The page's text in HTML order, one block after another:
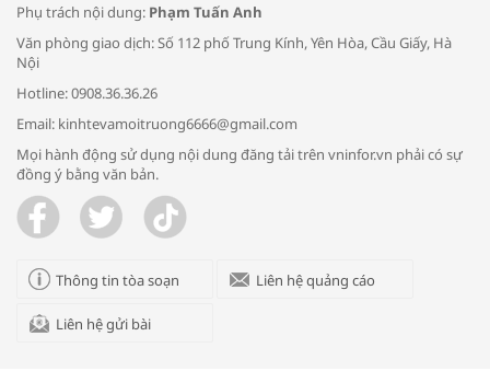
Bác sĩ tư vấn cách phòng tránh bệnh
đường hô hấp trong thời tiết giao mùa
Trao yêu thương cho em
Phụ trách nội dung: Phạm Tuấn Anh
Văn phòng giao dịch: Số 112 phố Trung Kính, Yên Hòa, Cầu Giấy, Hà
Nội
Hotline: 0908.36.36.26
Email: kinhtevamoitruong6666@gmail.com
Mọi hành động sử dụng nội dung đăng tải trên vninfor.vn phải có sự
đồng ý bằng văn bản.
Thông tin tòa soạn Liên hệ quảng cáo
Liên hệ gửi bài